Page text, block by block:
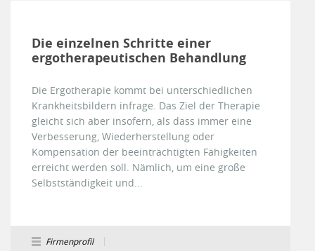
Die einzelnen Schritte einer
ergotherapeutischen Behandlung
Die Ergotherapie kommt bei unterschiedlichen
Krankheitsbildern infrage. Das Ziel der Therapie
gleicht sich aber insofern, als dass immer eine
Verbesserung, Wiederherstellung oder
Kompensation der beeinträchtigten Fähigkeiten
erreicht werden soll. Nämlich, um eine große
Selbstständigkeit und...
Firmenprofil